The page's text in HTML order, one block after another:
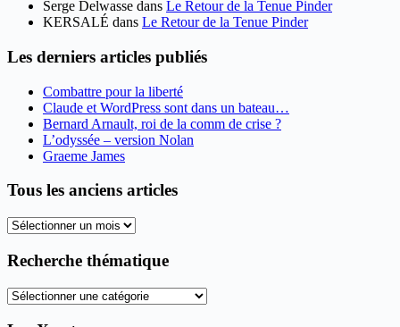
Serge Delwasse dans Le Retour de la Tenue Pinder
KERSALÉ dans Le Retour de la Tenue Pinder
Les derniers articles publiés
Combattre pour la liberté
Claude et WordPress sont dans un bateau…
Bernard Arnault, roi de la comm de crise ?
L’odyssée – version Nolan
Graeme James
Tous les anciens articles
Tous
anciens
Recherche thématique
Recherche